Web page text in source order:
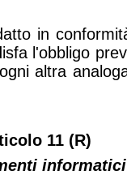
in
l'obbligo
altra
11 (R)